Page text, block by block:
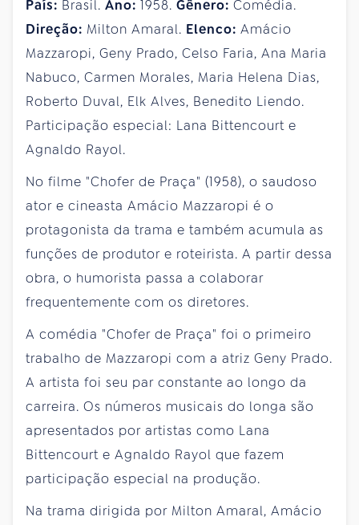
País: Brasil. Ano: 1958. Gênero: Comédia.
Direção: Milton Amaral. Elenco: Amácio
Mazzaropi, Geny Prado, Celso Faria, Ana Maria
Nabuco, Carmen Morales, Maria Helena Dias,
Roberto Duval, Elk Alves, Benedito Liendo.
Participação especial: Lana Bittencourt e
Agnaldo Rayol.
No filme "Chofer de Praça" (1958), o saudoso
ator e cineasta Amácio Mazzaropi é o
protagonista da trama e também acumula as
funções de produtor e roteirista. A partir dessa
obra, o humorista passa a colaborar
frequentemente com os diretores.
A comédia "Chofer de Praça" foi o primeiro
trabalho de Mazzaropi com a atriz Geny Prado.
A artista foi seu par constante ao longo da
carreira. Os números musicais do longa são
apresentados por artistas como Lana
Bittencourt e Agnaldo Rayol que fazem
participação especial na produção.
Na trama dirigida por Milton Amaral, Amácio